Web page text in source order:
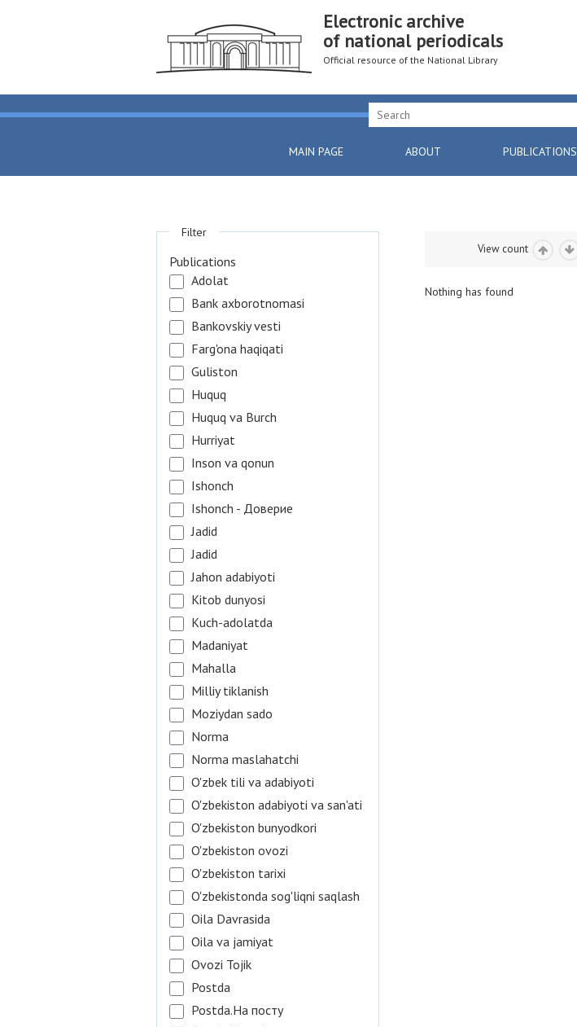
Electronic archive
of national periodicals
Official resource of the National Library
MAIN PAGE ABOUT PUBLICATIONS
View count
Nothing has found
Filter
Publications
Adolat
Bank axborotnomasi
Bankovskiy vesti
Farg'ona haqiqati
Guliston
Huquq
Huquq va Burch
Hurriyat
Inson va qonun
Ishonch
Ishonch - Доверие
Jadid
Jadid
Jahon adabiyoti
Kitob dunyosi
Kuch-adolatda
Madaniyat
Mahalla
Milliy tiklanish
Moziydan sado
Norma
Norma maslahatchi
O'zbek tili va adabiyoti
O'zbekiston adabiyoti va san'ati
O'zbekiston bunyodkori
O'zbekiston ovozi
O'zbekiston tarixi
O'zbekistonda sog'liqni saqlash
Oila Davrasida
Oila va jamiyat
Ovozi Tojik
Postda
Postda.На посту